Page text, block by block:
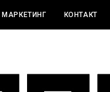
МАРКЕТИНГ КОНТАКТ